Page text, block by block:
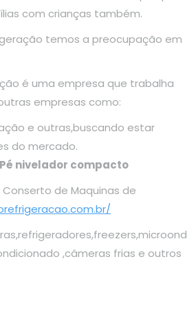
com crianças também.
temos a preocupação em
é uma empresa que trabalha
empresas como:
e outras,buscando estar
do mercado.
Pé nivelador compacto
de Maquinas de
,câmeras frias e outros